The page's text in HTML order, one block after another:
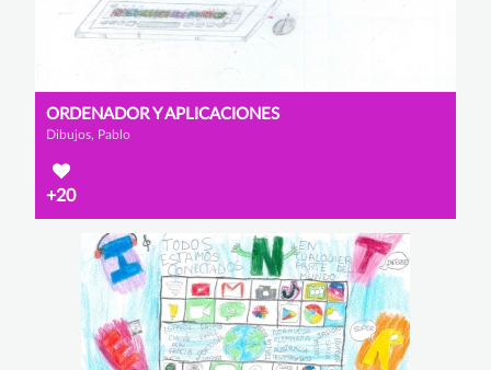
ORDENADOR Y APLICACIONES
Dibujos, Pablo
+20